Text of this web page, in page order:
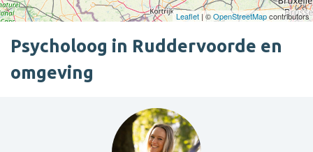
Leaflet| ©OpenStreetMapcontributors
Psycholoog in Ruddervoorde en
omgeving